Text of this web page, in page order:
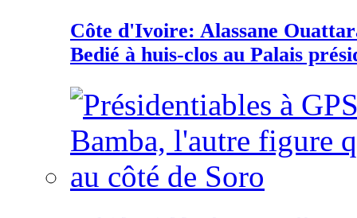
Côte d'Ivoire: Alassane
Bedié à huis-clos au Palais